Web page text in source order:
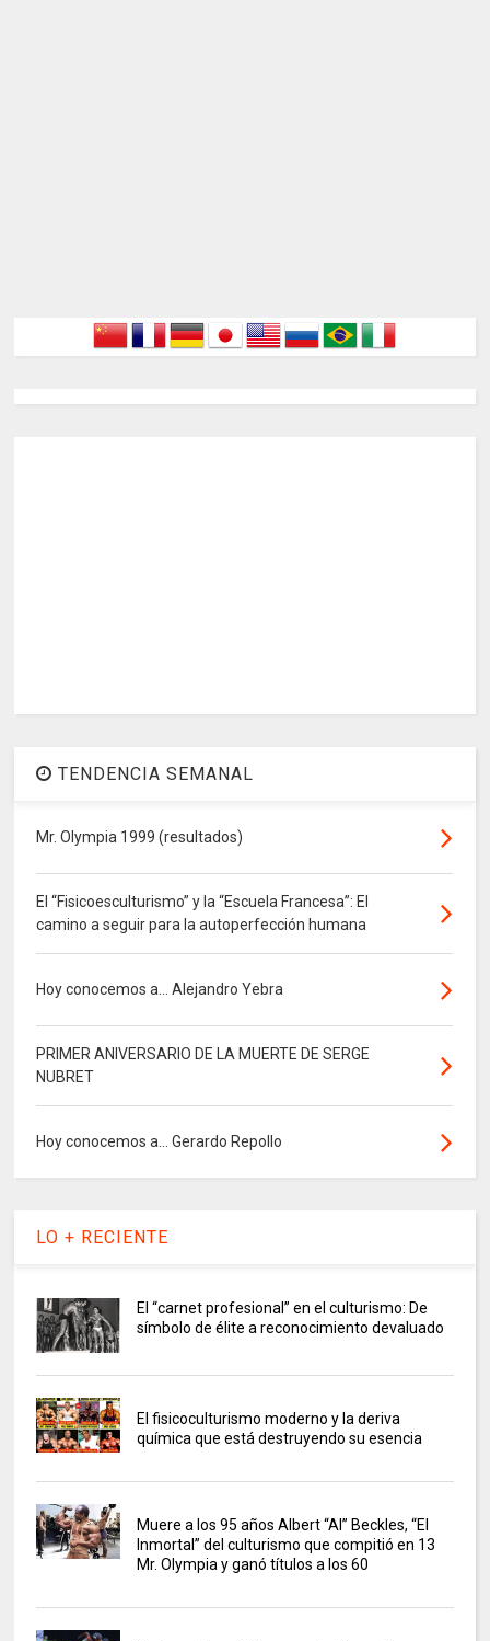
TENDENCIA SEMANAL
Mr. Olympia 1999 (resultados)
El “Fisicoesculturismo” y la “Escuela Francesa”: El
camino a seguir para la autoperfección humana
Hoy conocemos a... Alejandro Yebra
PRIMER ANIVERSARIO DE LA MUERTE DE SERGE
NUBRET
Hoy conocemos a... Gerardo Repollo
LO + RECIENTE
El “carnet profesional” en el culturismo: De
símbolo de élite a reconocimiento devaluado
El fisicoculturismo moderno y la deriva
química que está destruyendo su esencia
Muere a los 95 años Albert “Al” Beckles, “El
Inmortal” del culturismo que compitió en 13
Mr. Olympia y ganó títulos a los 60